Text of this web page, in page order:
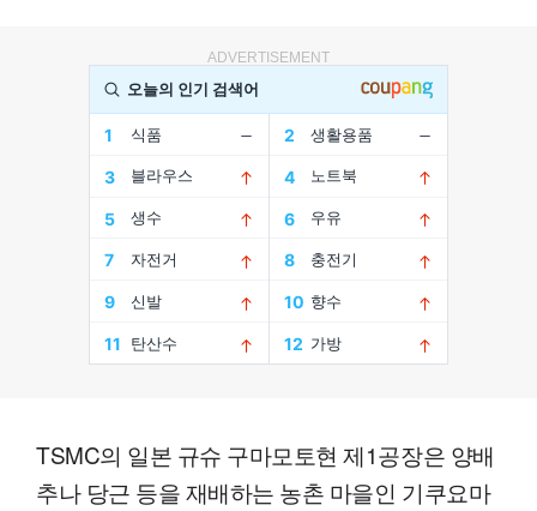
ADVERTISEMENT
TSMC의 일본 규슈 구마모토현 제1공장은 양배
추나 당근 등을 재배하는 농촌 마을인 기쿠요마